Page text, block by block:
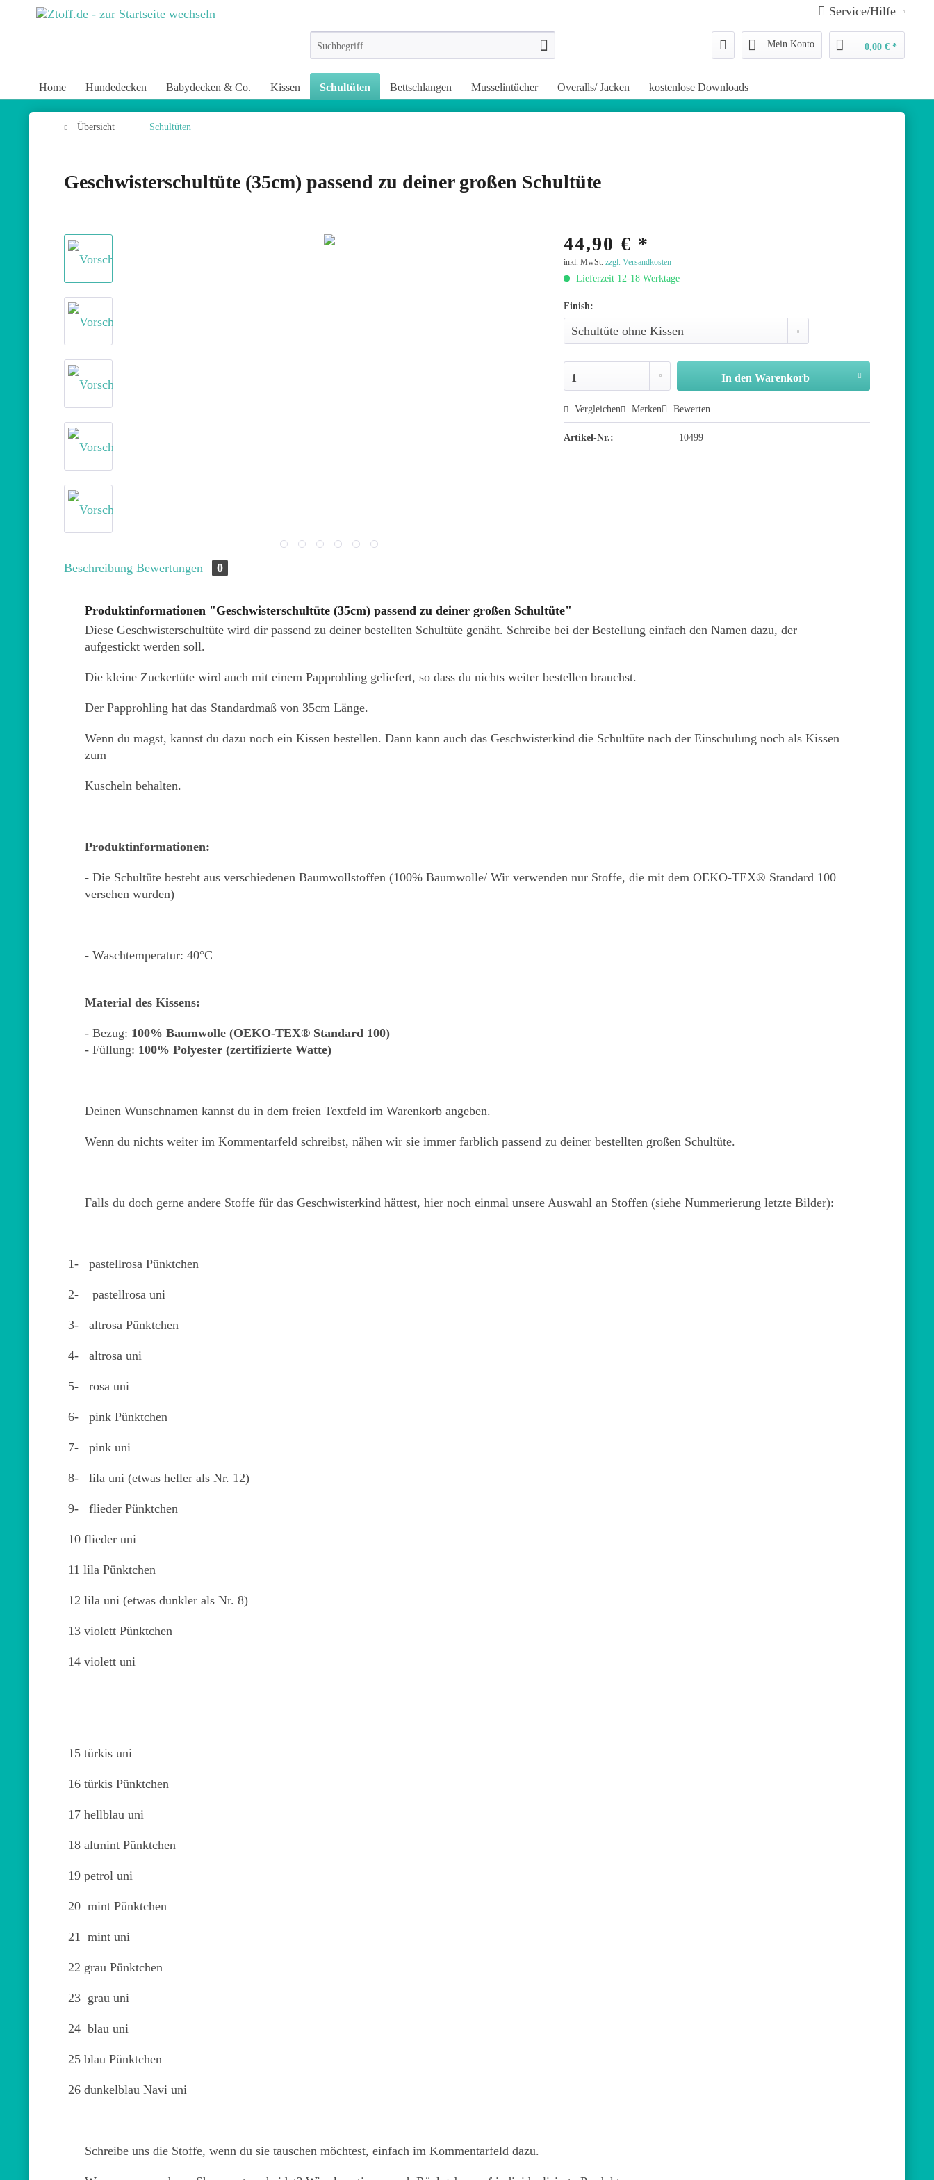
Service/Hilfe
Mein Konto 0,00 € *
Home Hundedecken Babydecken & Co. Kissen Schultüten Bettschlangen Musselintücher Overalls/ Jacken kostenlose Downloads
Übersicht Schultüten
Geschwisterschultüte (35cm) passend zu deiner großen Schultüte
44,90 € *
inkl. MwSt.zzgl. Versandkosten
Lieferzeit 12-18 Werktage
Finish:
In den Warenkorb
Vergleichen Merken Bewerten
Artikel-Nr.: 10499
Beschreibung Bewertungen 0
Produktinformationen "Geschwisterschultüte (35cm) passend zu deiner großen Schultüte"
Diese Geschwisterschultüte wird dir passend zu deiner bestellten Schultüte genäht. Schreibe bei der Bestellung einfach den Namen dazu, der
aufgestickt werden soll.
Die kleine Zuckertüte wird auch mit einem Papprohling geliefert, so dass du nichts weiter bestellen brauchst.
Der Papprohling hat das Standardmaß von 35cm Länge.
Wenn du magst, kannst du dazu noch ein Kissen bestellen. Dann kann auch das Geschwisterkind die Schultüte nach der Einschulung noch als Kissen
zum
Kuscheln behalten.
Produktinformationen:
- Die Schultüte besteht aus verschiedenen Baumwollstoffen (100% Baumwolle/ Wir verwenden nur Stoffe, die mit dem OEKO-TEX® Standard 100
versehen wurden)
- Waschtemperatur: 40°C
Material des Kissens:
- Bezug: 100% Baumwolle (OEKO-TEX® Standard 100)
- Füllung: 100% Polyester (zertifizierte Watte)
Deinen Wunschnamen kannst du in dem freien Textfeld im Warenkorb angeben.
Wenn du nichts weiter im Kommentarfeld schreibst, nähen wir sie immer farblich passend zu deiner bestellten großen Schultüte.
Falls du doch gerne andere Stoffe für das Geschwisterkind hättest, hier noch einmal unsere Auswahl an Stoffen (siehe Nummerierung letzte Bilder):
1- pastellrosa Pünktchen
2- pastellrosa uni
3- altrosa Pünktchen
4- altrosa uni
5- rosa uni
6- pink Pünktchen
7- pink uni
8- lila uni (etwas heller als Nr. 12)
9- flieder Pünktchen
10 flieder uni
11 lila Pünktchen
12 lila uni (etwas dunkler als Nr. 8)
13 violett Pünktchen
14 violett uni
15 türkis uni
16 türkis Pünktchen
17 hellblau uni
18 altmint Pünktchen
19 petrol uni
20 mint Pünktchen
21 mint uni
22 grau Pünktchen
23 grau uni
24 blau uni
25 blau Pünktchen
26 dunkelblau Navi uni
Schreibe uns die Stoffe, wenn du sie tauschen möchtest, einfach im Kommentarfeld dazu.